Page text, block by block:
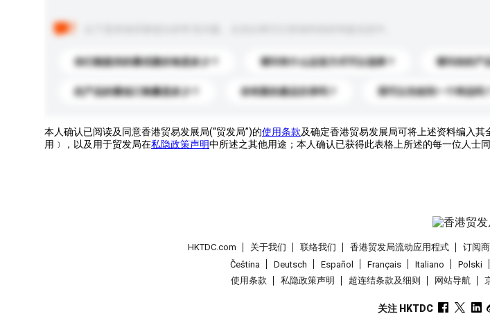
你们能提供的最优惠价格是多少？ 请问有什么运送方式可以选择？ 请问你的产
此产品的最低订购量是多少？ 你有新的產品目录吗？ 我可以先收到一个样品吗？
本人确认已阅读及同意香港贸易发展局(“贸发局”)的使用条款及确定香港贸易发展局可将上述资料编入
用﹞，以及用于贸发局在私隐政策声明中所述之其他用途；本人确认已获得此表格上所述的每一位人士
HKTDC.com 关于我们 联络我们 香港贸发局流动应用程式 订阅
Čeština
Deutsch Español Français Italiano Polski
使用条款
私隐政策声明 超连结条款及细则 网站导航
关注 HKTDC